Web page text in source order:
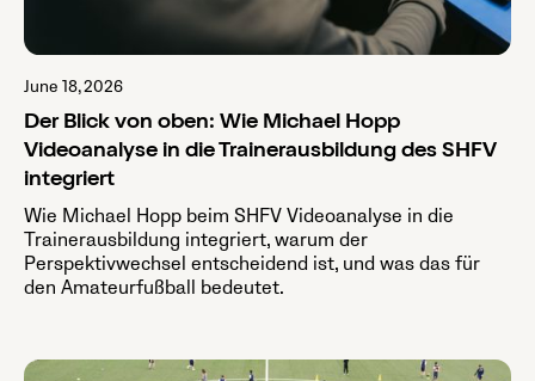
June 18, 2026
Der Blick von oben: Wie Michael Hopp
Videoanalyse in die Trainerausbildung des SHFV
integriert
Wie Michael Hopp beim SHFV Videoanalyse in die
Trainerausbildung integriert, warum der
Perspektivwechsel entscheidend ist, und was das für
den Amateurfußball bedeutet.